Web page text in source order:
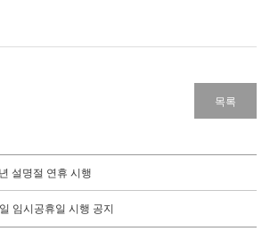
목록
설명절 연휴 시행
임시공휴일 시행 공지